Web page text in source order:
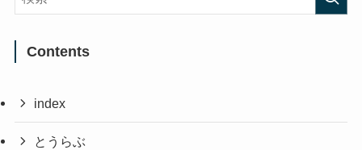
Contents
index
とうらぶ